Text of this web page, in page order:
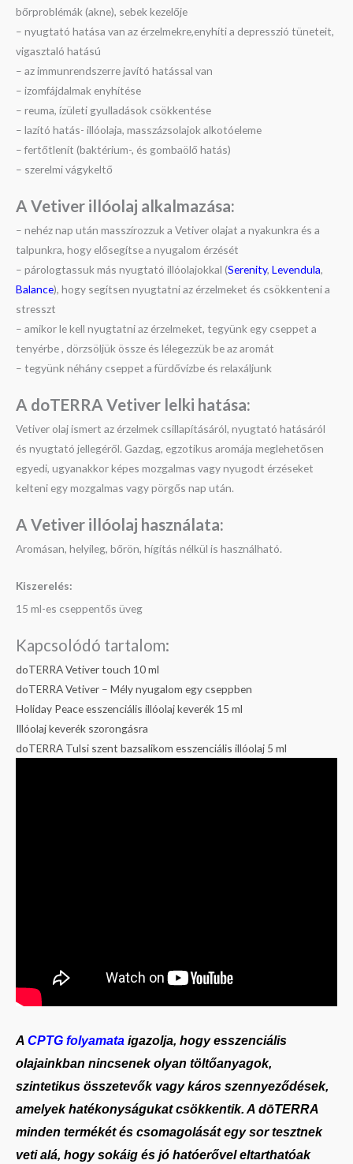
bőrproblémák (akne), sebek kezelője
– nyugtató hatása van az érzelmekre,enyhíti a depresszió tüneteit,
vigasztaló hatású
– az immunrendszerre javító hatással van
– izomfájdalmak enyhítése
– reuma, ízületi gyulladások csökkentése
– lazító hatás- illóolaja, masszázsolajok alkotóeleme
– fertőtlenít (baktérium-, és gombaölő hatás)
– szerelmi vágykeltő
A Vetiver illóolaj alkalmazása:
– nehéz nap után masszírozzuk a Vetiver olajat a nyakunkra és a
talpunkra, hogy elősegítse a nyugalom érzését
– párologtassuk más nyugtató illóolajokkal (Serenity, Levendula,
Balance), hogy segítsen nyugtatni az érzelmeket és csökkenteni a
stresszt
– amikor le kell nyugtatni az érzelmeket, tegyünk egy cseppet a
tenyérbe , dörzsöljük össze és lélegezzük be az aromát
– tegyünk néhány cseppet a fürdővízbe és relaxáljunk
A doTERRA Vetiver lelki hatása:
Vetiver olaj ismert az érzelmek csillapításáról, nyugtató hatásáról
és nyugtató jellegéről. Gazdag, egzotikus aromája meglehetősen
egyedi, ugyanakkor képes mozgalmas vagy nyugodt érzéseket
kelteni egy mozgalmas vagy pörgős nap után.
A Vetiver illóolaj használata:
Aromásan, helyileg, bőrön, hígítás nélkül is használható.
Kiszerelés:
15 ml-es cseppentős üveg
Kapcsolódó tartalom:
doTERRA Vetiver touch 10 ml
doTERRA Vetiver – Mély nyugalom egy cseppben
Holiday Peace esszenciális illóolaj keverék 15 ml
Illóolaj keverék szorongásra
doTERRA Tulsi szent bazsalikom esszenciális illóolaj 5 ml
A CPTG folyamata igazolja, hogy esszenciális
olajainkban nincsenek olyan töltőanyagok,
szintetikus összetevők vagy káros szennyeződések,
amelyek hatékonyságukat csökkentik. A dōTERRA
minden termékét és csomagolását egy sor tesztnek
veti alá, hogy sokáig és jó hatóerővel eltarthatóak